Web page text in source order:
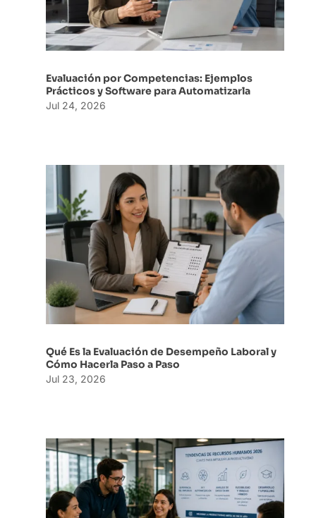
Evaluación por Competencias: Ejemplos
Prácticos y Software para Automatizarla
Jul 24, 2026
Qué Es la Evaluación de Desempeño Laboral y
Cómo Hacerla Paso a Paso
Jul 23, 2026